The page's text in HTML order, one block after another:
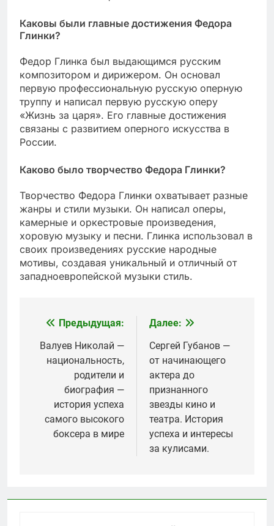
Каковы были главные достижения Федора
Глинки?
Федор Глинка был выдающимся русским
композитором и дирижером. Он основал
первую профессиональную русскую оперную
труппу и написал первую русскую оперу
«Жизнь за царя». Его главные достижения
связаны с развитием оперного искусства в
России.
Каково было творчество Федора Глинки?
Творчество Федора Глинки охватывает разные
жанры и стили музыки. Он написал оперы,
камерные и оркестровые произведения,
хоровую музыку и песни. Глинка использовал в
своих произведениях русские народные
мотивы, создавая уникальный и отличный от
западноевропейской музыки стиль.
Навигация
по
записям
Предыдущая:
Валуев Николай —
национальность,
родители и
биография —
история успеха
самого высокого
боксера в мире
Далее:
Сергей Губанов —
от начинающего
актера до
признанного
звезды кино и
театра. История
успеха и интересы
за кулисами.